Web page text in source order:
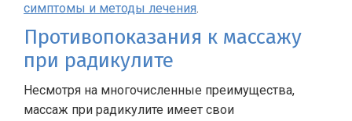
симптомы и методы лечения.
Противопоказания к массажу
при радикулите
Несмотря на многочисленные преимущества,
массаж при радикулите имеет свои